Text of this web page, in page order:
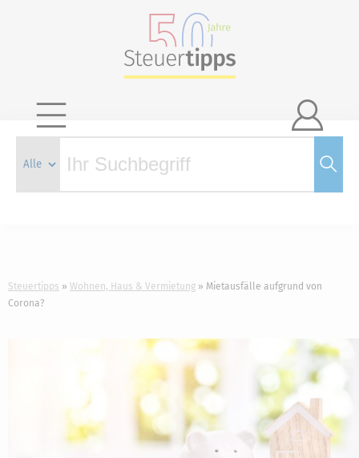

Steuertipps Wohnen, Haus & Vermietung
Mietausfälle aufgrund von
Corona?